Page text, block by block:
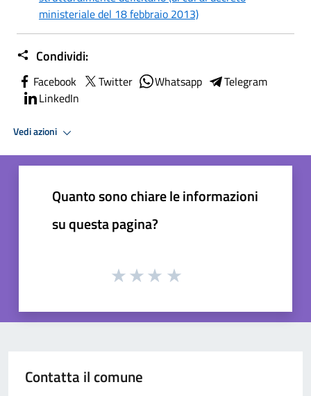
ministeriale del 18 febbraio 2013)
Condividi:
Facebook Twitter Whatsapp
Telegram
LinkedIn
Vedi azioni
Quanto sono chiare le informazioni
su questa pagina?
Contatta il comune